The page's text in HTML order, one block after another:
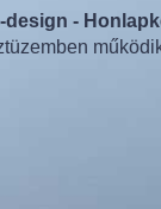
design -